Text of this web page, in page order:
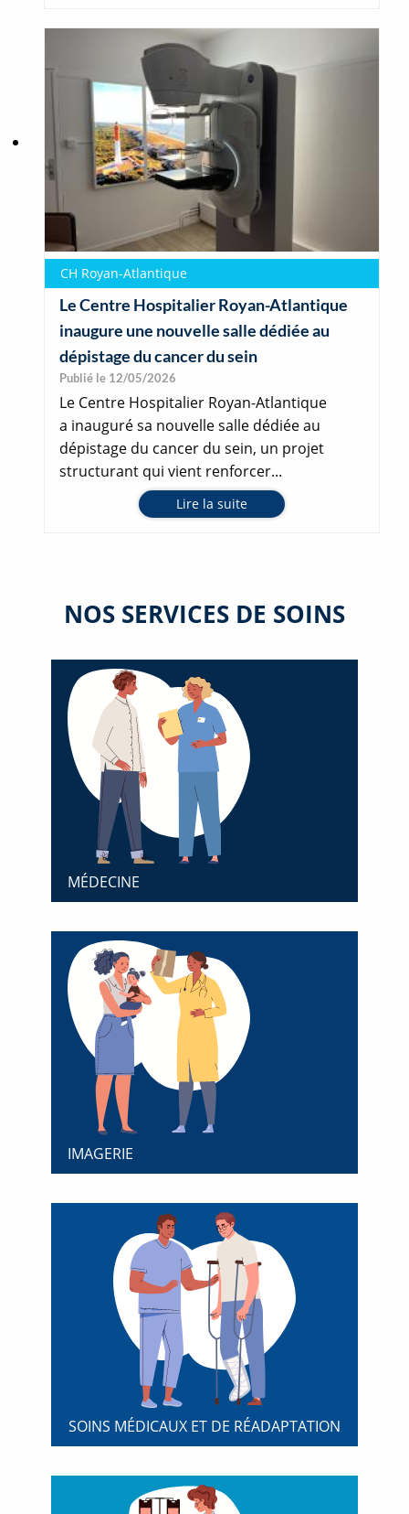
CH Royan-Atlantique
Le Centre Hospitalier Royan-Atlantique
inaugure une nouvelle salle dédiée au
dépistage du cancer du sein
Publié le 12/05/2026
Le Centre Hospitalier Royan-Atlantique
a inauguré sa nouvelle salle dédiée au
dépistage du cancer du sein, un projet
structurant qui vient renforcer...
Lire la suite
NOS SERVICES DE SOINS
MÉDECINE
IMAGERIE
SOINS MÉDICAUX ET DE RÉADAPTATION